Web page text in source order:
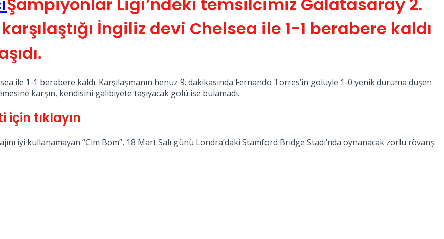
İngiliz devi Chelsea ile 1-1 berabere kaldı
ile 1-1 berabere kaldı. Karşılaşmanın henüz 9. dakikasında Fernando Torres’in golüyle 1-0 yenik duruma düşen
karşın, kendisini galibiyete taşıyacak golü ise bulamadı.
için tıklayın
iyi kullanamayan “Cim Bom”, 18 Mart Salı günü Londra’daki Stamford Bridge Stadı’nda oynanacak zorlu rövanş